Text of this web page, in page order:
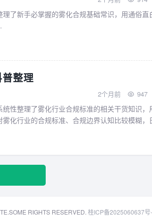
了新手必掌握的雾化合规基础常识，用通俗直
整理
2个月前 947
性整理了雾化行业合规标准的相关干货知识，
化行业的合规标准、合规边界认知比较模糊，
RIGHTS RESERVED. 桂ICP备2025060637号